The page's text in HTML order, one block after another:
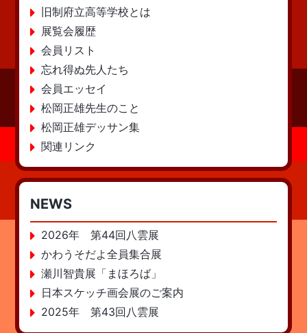
旧制府立高等学校とは
展覧会履歴
会員リスト
忘れ得ぬ先人たち
会員エッセイ
松岡正雄先生のこと
松岡正雄デッサン集
関連リンク
NEWS
2026年 第44回八雲展
かわうそだよ全員集合展
瀬川智貴展「まほろば」
日本スケッチ画会展のご案内
2025年 第43回八雲展